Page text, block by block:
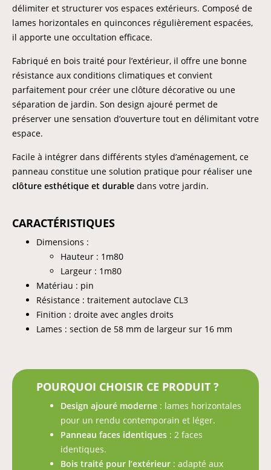
délimiter et structurer vos espaces extérieurs. Composé de
lames horizontales en quinconces régulièrement espacées,
il apporte une occultation efficace.
Fabriqué en bois traité pour l’extérieur, il offre une bonne
résistance aux conditions climatiques et convient
parfaitement pour créer une clôture décorative ou une
séparation de jardin. Son design ajouré permet de
préserver une sensation d’ouverture tout en délimitant votre
espace.
Facile à intégrer dans différents styles d’aménagement, ce
panneau constitue une solution pratique pour réaliser une
clôture esthétique et durable dans votre jardin.
CARACTÉRISTIQUES
Dimensions :
Hauteur : 1m80
Largeur : 1m80
Matériau : pin
Résistance : traitement autoclave CL3
Finition : droite avec angles droits
Lames : section de 58 mm de largeur sur 16 mm
POURQUOI CHOISIR CE PRODUIT ?
Design ajouré moderne : lames horizontales
pour un rendu contemporain et léger.
Panneau faces identiques : 2 faces
identiques.
Bois traité pour l’extérieur : adapté aux